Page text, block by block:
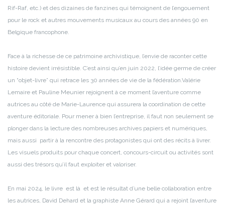
Rif-Raf, etc.) et des dizaines de fanzines qui témoignent de l’engouement
pour le rock et autres mouvements musicaux au cours des années 90 en
Belgique francophone.
Face à la richesse de ce patrimoine archivistique, l’envie de raconter cette
histoire devient irrésistible. C’est ainsi qu’en juin 2022, l’idée germe de créer
un “objet-livre” qui retrace les 30 années de vie de la fédération.Valérie
Lemaire et Pauline Meunier rejoignent à ce moment l’aventure comme
autrices au côté de Marie-Laurence qui assurera la coordination de cette
aventure éditoriale. Pour mener à bien l’entreprise, il faut non seulement se
plonger dans la lecture des nombreuses archives papiers et numériques,
mais aussi partir à la rencontre des protagonistes qui ont des récits à livrer.
Les visuels produits pour chaque concert, concours-circuit ou activités sont
aussi des trésors qu’il faut exploiter et valoriser.
En mai 2024, le livre est là et est le résultat d’une belle collaboration entre
les autrices, David Dehard et la graphiste Anne Gérard qui a rejoint l’aventure